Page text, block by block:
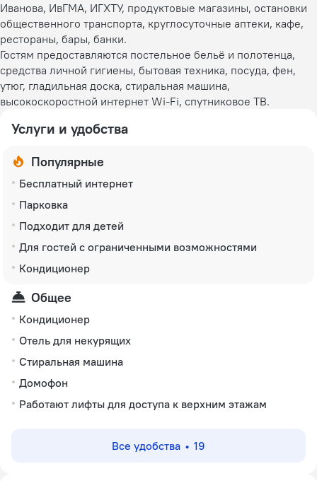
Иванова, ИвГМА, ИГХТУ, продуктовые магазины, остановки
общественного транспорта, круглосуточные аптеки, кафе,
рестораны, бары, банки.
Гостям предоставляются постельное бельё и полотенца,
средства личной гигиены, бытовая техника, посуда, фен,
утюг, гладильная доска, стиральная машина,
высокоскоростной интернет Wi-Fi, спутниковое ТВ.
Услуги и удобства
Популярные
Бесплатный интернет
Парковка
Подходит для детей
Для гостей с ограниченными возможностями
Кондиционер
Общее
Кондиционер
Отель для некурящих
Стиральная машина
Домофон
Работают лифты для доступа к верхним этажам
Все удобства 19